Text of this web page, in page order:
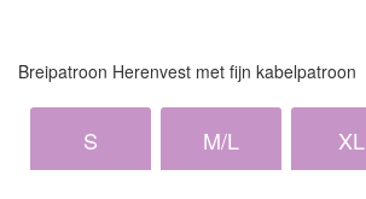
Breipatroon Herenvest met fijn kabelpatroon
S M/L XL